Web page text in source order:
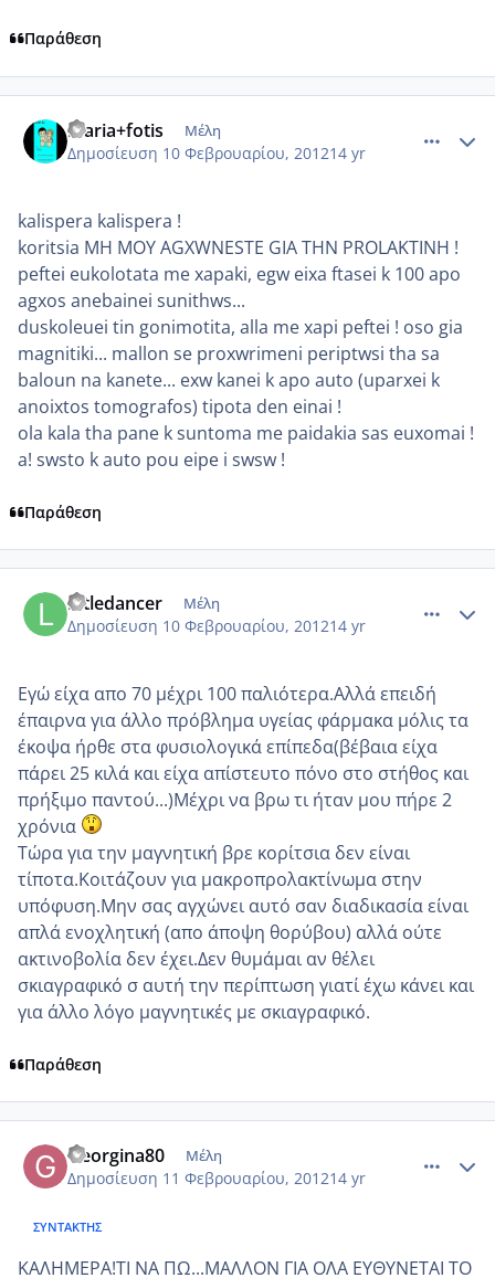
Παράθεση
maria+fotis Μέλη
Δημοσίευση 10 Φεβρουαρίου, 201214 yr
kalispera kalispera !
koritsia MH MOY AGXWNESTE GIA THN PROLAKTINH !
peftei eukolotata me xapaki, egw eixa ftasei k 100 apo
agxos anebainei sunithws...
duskoleuei tin gonimotita, alla me xapi peftei ! oso gia
magnitiki... mallon se proxwrimeni periptwsi tha sa
baloun na kanete... exw kanei k apo auto (uparxei k
anoixtos tomografos) tipota den einai !
ola kala tha pane k suntoma me paidakia sas euxomai !
a! swsto k auto pou eipe i swsw !
Παράθεση
littledancer Μέλη
Δημοσίευση 10 Φεβρουαρίου, 201214 yr
Εγώ είχα απο 70 μέχρι 100 παλιότερα.Αλλά επειδή
έπαιρνα για άλλο πρόβλημα υγείας φάρμακα μόλις τα
έκοψα ήρθε στα φυσιολογικά επίπεδα(βέβαια είχα
πάρει 25 κιλά και είχα απίστευτο πόνο στο στήθος και
πρήξιμο παντού...)Μέχρι να βρω τι ήταν μου πήρε 2
χρόνια
Τώρα για την μαγνητική βρε κορίτσια δεν είναι
τίποτα.Κοιτάζουν για μακροπρολακτίνωμα στην
υπόφυση.Μην σας αγχώνει αυτό σαν διαδικασία είναι
απλά ενοχλητική (απο άποψη θορύβου) αλλά ούτε
ακτινοβολία δεν έχει.Δεν θυμάμαι αν θέλει
σκιαγραφικό σ αυτή την περίπτωση γιατί έχω κάνει και
για άλλο λόγο μαγνητικές με σκιαγραφικό.
Παράθεση
Georgina80 Μέλη
Δημοσίευση 11 Φεβρουαρίου, 201214 yr
ΣΥΝΤΆΚΤΗΣ
ΚΑΛΗΜΕΡΑ!ΤΙ ΝΑ ΠΩ...ΜΑΛΛΟΝ ΓΙΑ ΟΛΑ ΕΥΘΥΝΕΤΑΙ ΤΟ